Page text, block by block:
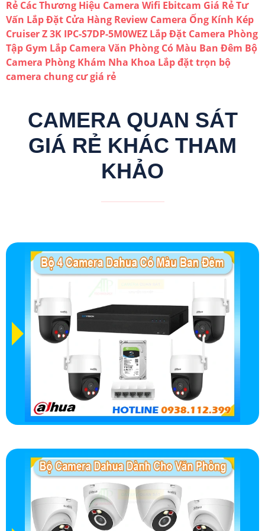
Rẻ Các Thương Hiệu Camera Wifi Ebitcam Giá RẻTư
Vấn Lắp Đặt Cửa Hàng Review Camera Ống Kính Kép
Cruiser Z 3K IPC-S7DP-5M0WEZ Lắp Đặt Camera Phòng
Tập Gym Lắp Camera Văn Phòng Có Màu Ban Đêm Bộ
Camera Phòng Khám Nha Khoa Lắp đặt trọn bộ
camera chung cư giá rẻ
CAMERA QUAN SÁT
GIÁ RẺ KHÁC THAM
KHẢO